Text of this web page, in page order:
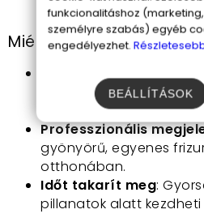
elvégezzen.
Miért válassza a Sonar
Egészséges
formázza a hajat,
egészségét.
Professzionális
gyönyörű, egyenes
otthonában.
Időt takarít meg:
pillanatok alatt
funkcionalitáshoz
személyre szabás) egyéb
engedélyezhet.
BEÁLLÍTÁSOK